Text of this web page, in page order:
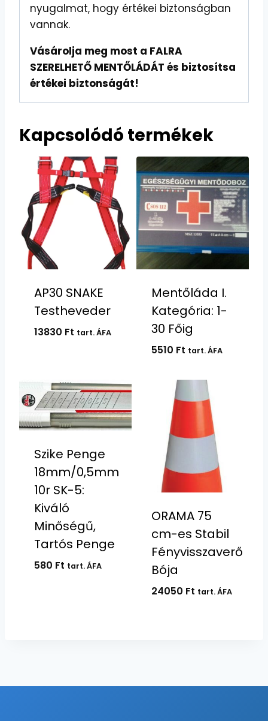
nyugalmat, hogy értékei biztonságban
vannak.
Vásárolja meg most a FALRA
SZERELHETŐ MENTŐLÁDÁT és biztosítsa
értékei biztonságát!
Kapcsolódó termékek
AP30 SNAKE
Testheveder
13830 Ft tart. ÁFA
Mentőláda I.
Kategória: 1-
30 Főig
5510 Ft tart. ÁFA
Szike Penge
18mm/0,5mm
10r SK-5:
Kiváló
Minőségű,
Tartós Penge
580 Ft tart. ÁFA
ORAMA 75
cm-es Stabil
Fényvisszaverő
Bója
24050 Ft tart. ÁFA